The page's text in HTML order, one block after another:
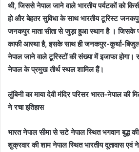
थी, जिससे नेपाल जाने वाले भारतीय पर्यटकों को
हो और बेहतर सुविधा के साथ भारतीय टूरिस्ट
जनकपुर माता सीता से जुड़ा हुआ स्थान है । जिसके
काफी आस्था है, इसके साथ ही जनकपुर-कुर्था-
नेपाल जाने वाले टूरिस्टों की संख्या में इजाफा होगा।
नेपाल के प्रमुख तीर्थ स्थल शामिल हैं।
लुंबिनी का माया देवी मंदिर परिसर भारत-नेपाल की
ने रचा इतिहास
भारत नेपाल सीमा से सटे नेपाल स्थित भगवान बुद्ध
शुक्रवार की शाम नेपाल स्थित भारतीय दूतावास